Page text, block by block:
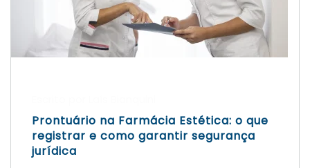
Prontuário na Farmácia Estética: o que
registrar e como garantir segurança
jurídica